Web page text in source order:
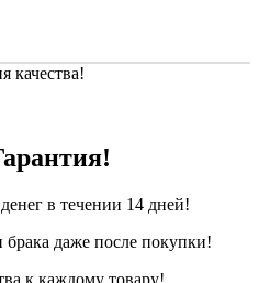
качества!
в течении 14 дней!
даже после покупки!
к каждому товару!